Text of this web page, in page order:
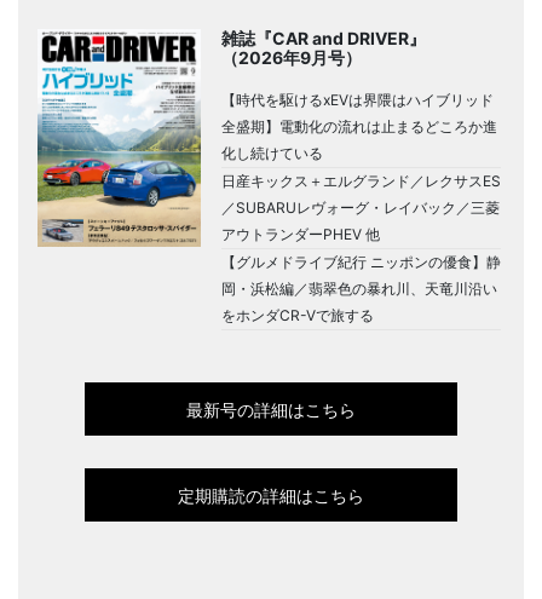
雑誌『CAR and DRIVER』
（2026年9月号）
【時代を駆けるxEVは界隈はハイブリッド
全盛期】電動化の流れは止まるどころか進
化し続けている
日産キックス＋エルグランド／レクサスES
／SUBARUレヴォーグ・レイバック／三菱
アウトランダーPHEV 他
【グルメドライブ紀行 ニッポンの優食】静
岡・浜松編／翡翠色の暴れ川、天竜川沿い
をホンダCR-Vで旅する
最新号の詳細はこちら
定期購読の詳細はこちら